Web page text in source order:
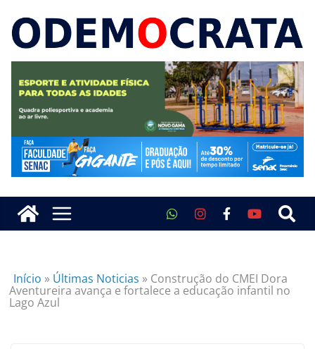
Início » Últimas Noticias » Construção do CMEI Dora
Aventureira avança e fortalece a educação infantil no
Lago Azul